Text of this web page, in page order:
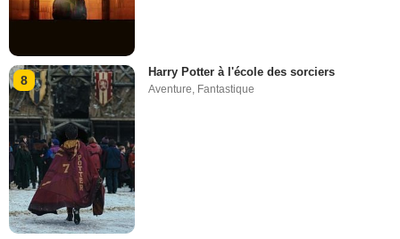
8
Harry Potter à l'école des sorciers
Aventure, Fantastique